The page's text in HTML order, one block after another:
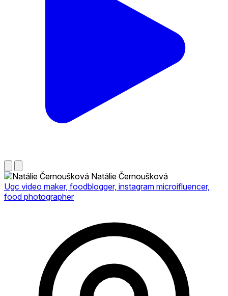
Natálie Černoušková
Ugc video maker, foodblogger, instagram microifluencer,
food photographer